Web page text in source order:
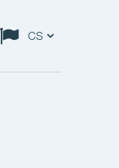
CS